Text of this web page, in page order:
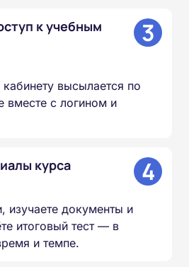
к учебным
3
высылается по
вместе с логином и
курса 4
изучаете документы и
итоговый тест — в
и темпе.